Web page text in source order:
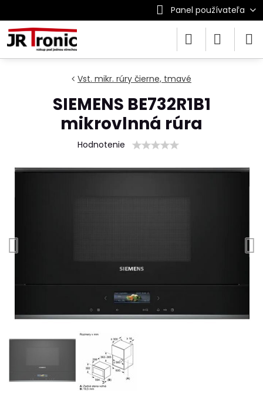
Panel používateľa
Vst. mikr. rúry čierne, tmavé
SIEMENS BE732R1B1
mikrovlnná rúra
Hodnotenie